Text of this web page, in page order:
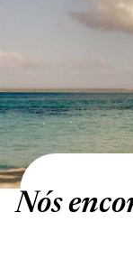
Nós